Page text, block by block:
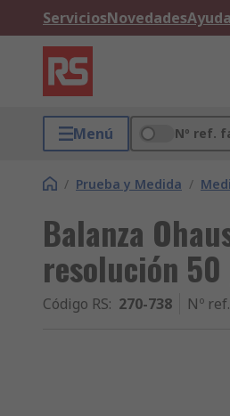
ServiciosNovedadesAyuda
Menú Nº ref.
/ Prueba y Medida /
Balanza
resolución
Código RS: 270-738 Nº